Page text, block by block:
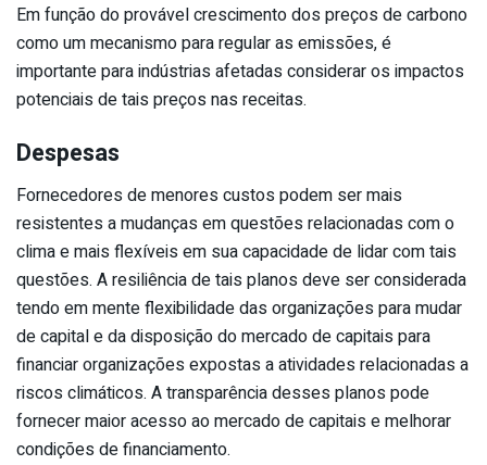
Em função do provável crescimento dos preços de carbono
como um mecanismo para regular as emissões, é
importante para indústrias afetadas considerar os impactos
potenciais de tais preços nas receitas.
Despesas
Fornecedores de menores custos podem ser mais
resistentes a mudanças em questões relacionadas com o
clima e mais flexíveis em sua capacidade de lidar com tais
questões. A resiliência de tais planos deve ser considerada
tendo em mente flexibilidade das organizações para mudar
de capital e da disposição do mercado de capitais para
financiar organizações expostas a atividades relacionadas a
riscos climáticos. A transparência desses planos pode
fornecer maior acesso ao mercado de capitais e melhorar
condições de financiamento.